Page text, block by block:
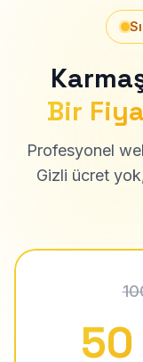
Bir
Profesyonel
Gizli ücret
50